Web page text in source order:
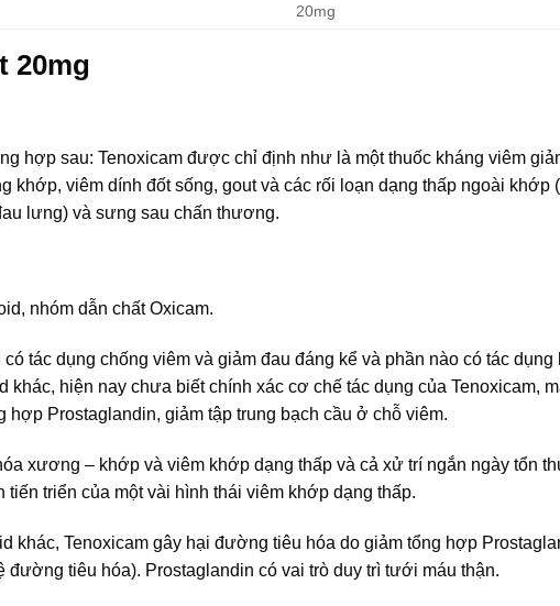
20mg
20mg
hợp sau: Tenoxicam được chỉ định như là một thuốc kháng viêm
khớp, viêm dính đốt sống, gout và các rối loạn dạng thấp ngoài khớp
lưng) và sưng sau chấn thương.
nhóm dẫn chất Oxicam.
tác dụng chống viêm và giảm đau đáng kể và phần nào có tác dụng
khác, hiện nay chưa biết chính xác cơ chế tác dụng của Tenoxicam,
hợp Prostaglandin, giảm tập trung bạch cầu ở chỗ viêm.
xương – khớp và viêm khớp dạng thấp và cả xử trí ngắn ngày tổn
tiến triển của một vài hình thái viêm khớp dạng thấp.
khác, Tenoxicam gây hại đường tiêu hóa do giảm tổng hợp
đường tiêu hóa). Prostaglandin có vai trò duy trì tưới máu thận.